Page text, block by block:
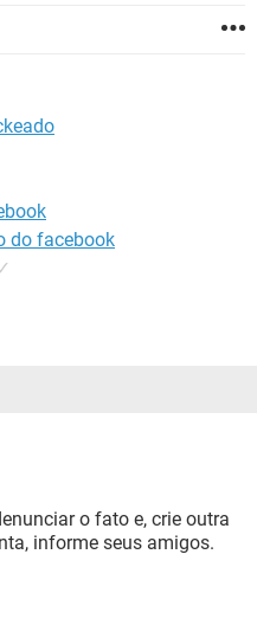
do facebook
✓
o fato e, crie outra
informe seus amigos.